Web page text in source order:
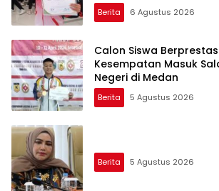
Berita 6 Agustus 2026
Calon Siswa
Kesempatan Masuk
Negeri di Medan
Berita 5 Agustus 2026
Berita 5 Agustus 2026